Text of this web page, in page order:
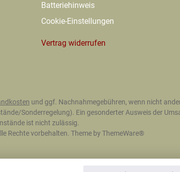
Batteriehinweis
Cookie-Einstellungen
Vertrag widerrufen
und ggf. Nachnahmegebühren, wenn nicht
Sonderregelung). Ein gesonderter Ausweis der
ist nicht zulässig.
Rechte vorbehalten. Theme by ThemeWare®